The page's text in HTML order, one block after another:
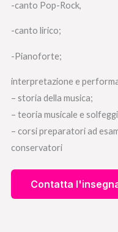
-canto Pop-Rock,
-canto lirico;
-Pianoforte;
interpretazione e
– storia della musica;
– teoria musicale e
– corsi preparatori ad
conservatori